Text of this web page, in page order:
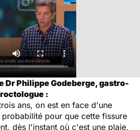
Dr Philippe Godeberge, gastro-
:
ans, on est en face d'une
pour que cette fissure
dès l'instant où c'est une plaie,